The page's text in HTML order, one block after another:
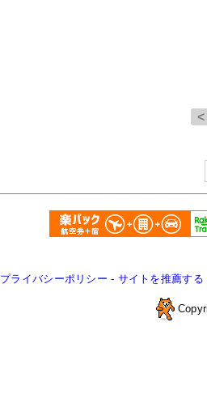
プライバシーポリシー - サイトを推薦する